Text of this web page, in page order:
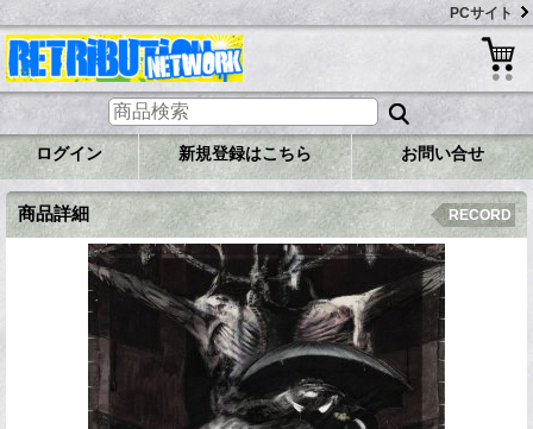
PCサイト
ログイン 新規登録はこちら お問い合せ
商品詳細 RECORD